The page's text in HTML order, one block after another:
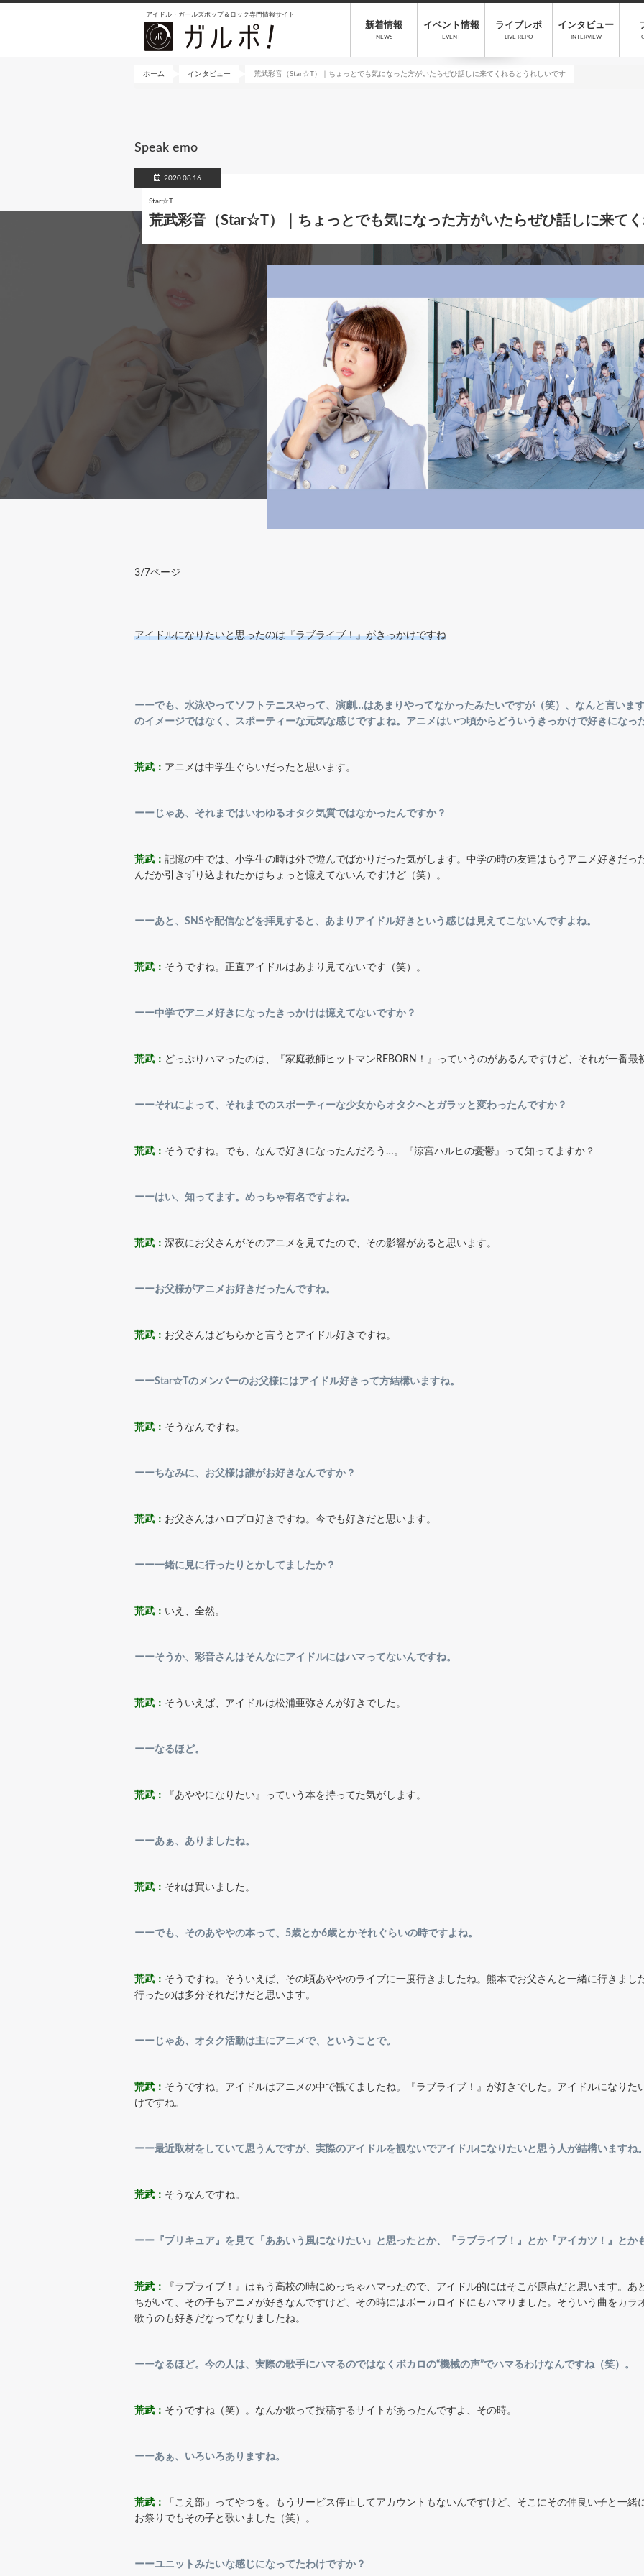
アイドル・ガールズポップ＆ロック専門情報サイト
新着情報
NEWS
イベント情報
EVENT
ライブレポ
LIVE REPO
インタビュー
INTERVIEW
ホーム インタビュー 荒武彩音（Star☆T）｜ちょっとでも気になった方がいたらぜひ話しに来てくれるとうれしいです
Speak emo
2020.08.16
Star☆T
荒武彩音（Star☆T）｜ちょっとでも気になった方がいたらぜひ話しに来て
3/7ページ
アイドルになりたいと思ったのは『ラブライブ！』がきっかけですね
ーーでも、水泳やってソフトテニスやって、演劇…はあまりやってなかったみたいですが（笑）、なんと言いま
のイメージではなく、スポーティーな元気な感じですよね。アニメはいつ頃からどういうきっかけで好きになっ
荒武： アニメは中学生ぐらいだったと思います。
ーーじゃあ、それまではいわゆるオタク気質ではなかったんですか？
荒武： 記憶の中では、小学生の時は外で遊んでばかりだった気がします。中学の時の友達はもうアニメ好きだっ
んだか引きずり込まれたかはちょっと憶えてないんですけど（笑）。
ーーあと、SNSや配信などを拝見すると、あまりアイドル好きという感じは見えてこないんですよね。
荒武： そうですね。正直アイドルはあまり見てないです（笑）。
ーー中学でアニメ好きになったきっかけは憶えてないですか？
荒武： どっぷりハマったのは、『家庭教師ヒットマンREBORN！』っていうのがあるんですけど、それが一番最
ーーそれによって、それまでのスポーティーな少女からオタクへとガラッと変わったんですか？
荒武： そうですね。でも、なんで好きになったんだろう…。『涼宮ハルヒの憂鬱』って知ってますか？
ーーはい、知ってます。めっちゃ有名ですよね。
荒武： 深夜にお父さんがそのアニメを見てたので、その影響があると思います。
ーーお父様がアニメお好きだったんですね。
荒武： お父さんはどちらかと言うとアイドル好きですね。
ーーStar☆Tのメンバーのお父様にはアイドル好きって方結構いますね。
荒武： そうなんですね。
ーーちなみに、お父様は誰がお好きなんですか？
荒武： お父さんはハロプロ好きですね。今でも好きだと思います。
ーー一緒に見に行ったりとかしてましたか？
荒武： いえ、全然。
ーーそうか、彩音さんはそんなにアイドルにはハマってないんですね。
荒武： そういえば、アイドルは松浦亜弥さんが好きでした。
ーーなるほど。
荒武： 『あややになりたい』っていう本を持ってた気がします。
ーーあぁ、ありましたね。
荒武： それは買いました。
ーーでも、そのあややの本って、5歳とか6歳とかそれぐらいの時ですよね。
荒武： そうですね。そういえば、その頃あややのライブに一度行きましたね。熊本でお父さんと一緒に行きまし
行ったのは多分それだけだと思います。
ーーじゃあ、オタク活動は主にアニメで、ということで。
荒武： そうですね。アイドルはアニメの中で観てましたね。『ラブライブ！』が好きでした。アイドルになりた
けですね。
ーー最近取材をしていて思うんですが、実際のアイドルを観ないでアイドルになりたいと思う人が結構いますね。
荒武： そうなんですね。
ーー『プリキュア』を見て「ああいう風になりたい」と思ったとか、『ラブライブ！』とか『アイカツ！』とか
荒武：
『ラブライブ！』はもう高校の時にめっちゃハマったので、アイドル的にはそこが原点だと思います。
ちがいて、その子もアニメが好きなんですけど、その時にはボーカロイドにもハマりました。そういう曲をカラ
歌うのも好きだなってなりましたね。
ーーなるほど。今の人は、実際の歌手にハマるのではなくボカロの“機械の声”でハマるわけなんですね（笑）。
荒武： そうですね（笑）。なんか歌って投稿するサイトがあったんですよ、その時。
ーーあぁ、いろいろありますね。
荒武：
「こえ部」ってやつを。もうサービス停止してアカウントもないんですけど、そこにその仲良い子と一
お祭りでもその子と歌いました（笑）。
ーーユニットみたいな感じになってたわけですか？